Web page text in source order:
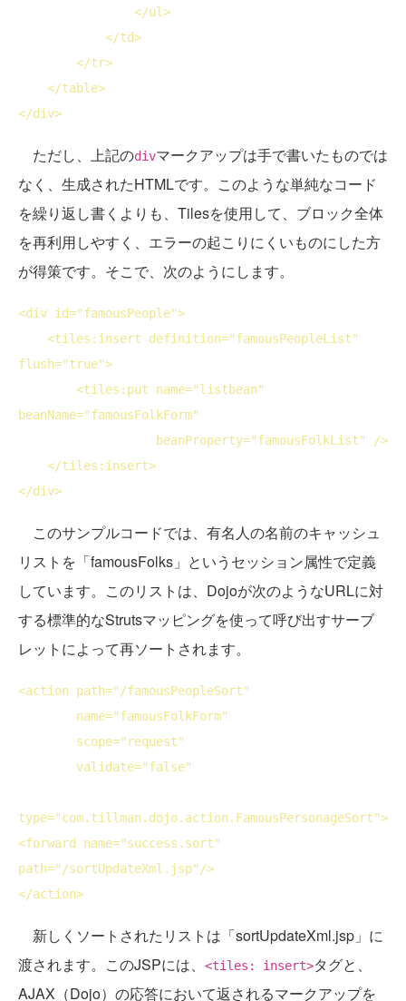
</ul>
</td>
</tr>
</table>
</div>
ただし、上記のdivマークアップは手で書いたものでは
なく、生成されたHTMLです。このような単純なコード
を繰り返し書くよりも、Tilesを使用して、ブロック全体
を再利用しやすく、エラーの起こりにくいものにした方
が得策です。そこで、次のようにします。
<div id="famousPeople">
<tiles:insert definition
flush="true">
<tiles:put name
beanName="famousFolkForm"
beanProperty="famousFolkList" />
</tiles:insert>
</div>
このサンプルコードでは、有名人の名前のキャッシュ
リストを「famousFolks」というセッション属性で定義
しています。このリストは、Dojoが次のようなURLに対
する標準的なStrutsマッピングを使って呼び出すサーブ
レットによって再ソートされます。
<action path="/famousPeopleSort"
name="famousFolkForm"
scope="request"
validate="false"
type="com.tillman.dojo.action.FamousPersonageSort">
<forward name
path="/sortUpdateXml.jsp"/>
</action>
新しくソートされたリストは「sortUpdateXml.jsp」に
渡されます。このJSPには、
<tiles: insert>タグと、
AJAX（Dojo）の応答において返されるマークアップを